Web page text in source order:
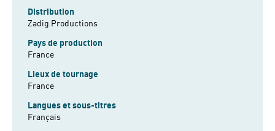
Distribution
Zadig Productions
Pays de production
France
Lieux de tournage
France
Langues et sous-titres
Français